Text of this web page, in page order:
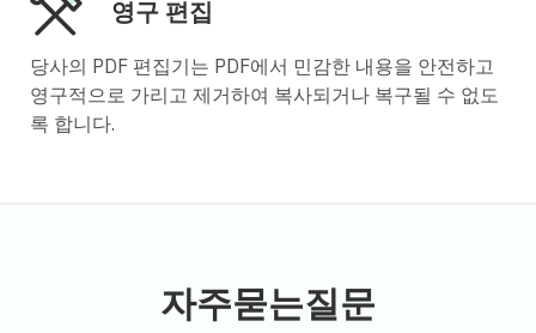
영구 편집
당사의 PDF 편집기는 PDF에서 민감한 내용을 안전하고
영구적으로 가리고 제거하여 복사되거나 복구될 수 없도
록 합니다.
자주묻는질문